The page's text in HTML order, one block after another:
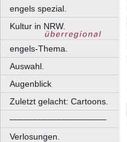
engels spezial.
Kultur in NRW.
engels-Thema.
Auswahl.
Augenblick
Zuletzt gelacht: Cartoons.
––––––––––––––––––––
Verlosungen.